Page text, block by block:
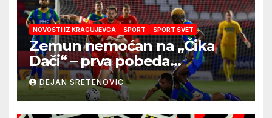
NOVOSTI IZ KRAGUJEVCA SPORT SPORT SVET
Zemun nemoćan na „Čika
Dači“ – prva pobeda
Radničkog u drugom
mandatu Feđe Dudića
DEJAN SRETENOVIC